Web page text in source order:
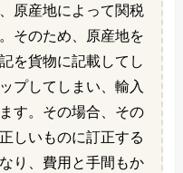
原産地によって関税
そのため、原産地を
を貨物に記載してし
プしてしまい、輸入
す。その場合、その
しいものに訂正する
り、費用と手間もか